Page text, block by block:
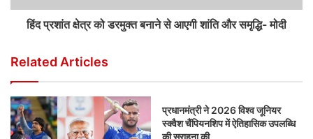
हिंद प्रशांत क्षेत्र को डरमुक्त बनाने से आएगी शांति और समृद्धि- मोदी
Related Articles
प्रधानमंत्री ने 2026 विश्व जूनियर
स्क्वैश चैंपियनशिप में ऐतिहासिक उपलब्धि